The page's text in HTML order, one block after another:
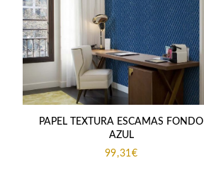
PAPEL TEXTURA ESCAMAS FONDO
AZUL
99,31€